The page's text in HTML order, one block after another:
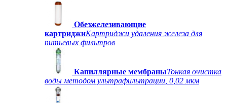
Обезжелезивающие
картриджиКартриджи удаления железа для
питьевых фильтров
Капиллярные мембраныТонкая очистка
воды методом ультрафильтрации, 0,02 мкм